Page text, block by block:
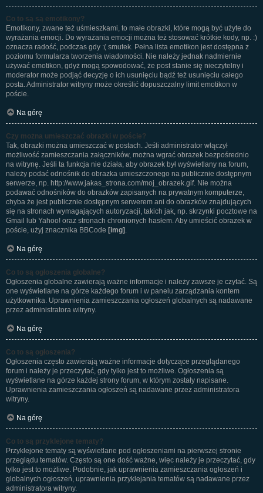
Co to są są emotikony?
Emotikony, zwane też uśmieszkami, to małe obrazki, które mogą być użyte do
wyrażania emocji. Do wyrażania emocji można też stosować krótkie kody, np. :)
oznacza radość, podczas gdy :( smutek. Pełna lista emotikon jest dostępna z
poziomu formularza tworzenia wiadomości. Nie należy jednak nadmiernie
używać emotikon, gdyż mogą spowodować, że post stanie się nieczytelny i
moderator może podjąć decyzję o ich usunięciu bądź też usunięciu całego
posta. Administrator witryny może określić dopuszczalny limit emotikon w
poście.
Na górę
Czy można umieszczać obrazki w poście?
Tak, obrazki można umieszczać w postach. Jeśli administrator włączył
możliwość zamieszczania załączników, można wgrać obrazek bezpośrednio
na witrynę. Jeśli ta funkcja nie działa, aby obrazek był wyświetlany na forum,
należy podać odnośnik do obrazka umieszczonego na publicznie dostępnym
serwerze, np. http://www.jakas_strona.com/moj_obrazek.gif. Nie można
podawać odnośników do obrazków zapisanych na prywatnym komputerze,
chyba że jest publicznie dostępnym serwerem ani do obrazków znajdujących
się na stronach wymagających autoryzacji, takich jak, np. skrzynki pocztowe na
Gmail lub Yahoo! oraz stronach chronionych hasłem. Aby umieścić obrazek w
poście, użyj znacznika BBCode [img] .
Na górę
Co to są ogłoszenia globalne?
Ogłoszenia globalne zawierają ważne informacje i należy zawsze je czytać. Są
one wyświetlane na górze każdego forum i w panelu zarządzania kontem
użytkownika. Uprawnienia zamieszczania ogłoszeń globalnych są nadawane
przez administratora witryny.
Na górę
Co to są ogłoszenia?
Ogłoszenia często zawierają ważne informacje dotyczące przeglądanego
forum i należy je przeczytać, gdy tylko jest to możliwe. Ogłoszenia są
wyświetlane na górze każdej strony forum, w którym zostały napisane.
Uprawnienia zamieszczania ogłoszeń są nadawane przez administratora
witryny.
Na górę
Co to są przyklejone tematy?
Przyklejone tematy są wyświetlane pod ogłoszeniami na pierwszej stronie
przeglądu tematów. Często są one dość ważne, więc należy je przeczytać, gdy
tylko jest to możliwe. Podobnie, jak uprawnienia zamieszczania ogłoszeń i
globalnych ogłoszeń, uprawnienia przyklejania tematów są nadawane przez
administratora witryny.